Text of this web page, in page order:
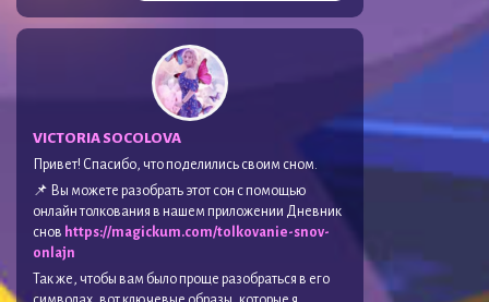
VICTORIA SOCOLOVA
Привет! Спасибо, что поделились своим сном.
📌 Вы можете разобрать этот сон с помощью
онлайн толкования в нашем приложении Дневник
снов https://magickum.com/tolkovanie-snov-
onlajn
Так же, чтобы вам было проще разобраться в его